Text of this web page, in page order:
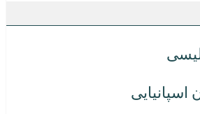
اسپانیایی